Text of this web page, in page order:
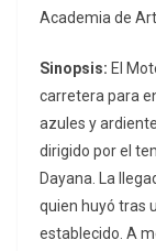
Academia de
Sinopsis: El
carretera para
azules y
dirigido por el
Dayana. La
quien huyó tras
establecido. A